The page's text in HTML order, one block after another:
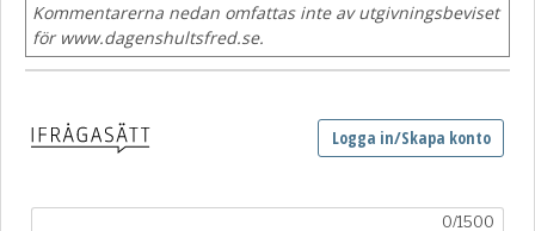
Kommentarerna nedan omfattas inte av utgivningsbeviset
för www.dagenshultsfred.se.